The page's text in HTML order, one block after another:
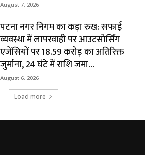
August 7, 2026
पटना नगर निगम का कड़ा रुख: सफाई
व्यवस्था में लापरवाही पर आउटसोर्सिंग
एजेंसियों पर ₹18.59 करोड़ का अतिरिक्त
जुर्माना, 24 घंटे में राशि जमा...
August 6, 2026
Load more